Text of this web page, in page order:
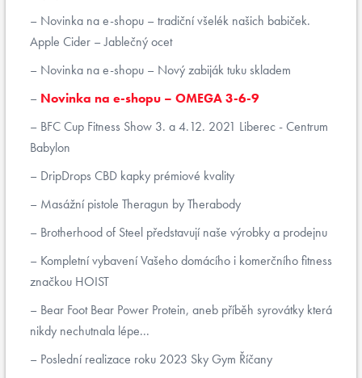
Novinka na e-shopu – tradiční všelék našich babiček.
Apple Cider – Jablečný ocet
Novinka na e-shopu – Nový zabiják tuku skladem
Novinka na e-shopu – OMEGA 3-6-9
BFC Cup Fitness Show 3. a 4.12. 2021 Liberec - Centrum
Babylon
DripDrops CBD kapky prémiové kvality
Masážní pistole Theragun by Therabody
Brotherhood of Steel představují naše výrobky a prodejnu
Kompletní vybavení Vašeho domácího i komerčního fitness
značkou HOIST
Bear Foot Bear Power Protein, aneb příběh syrovátky která
nikdy nechutnala lépe...
Poslední realizace roku 2023 Sky Gym Říčany